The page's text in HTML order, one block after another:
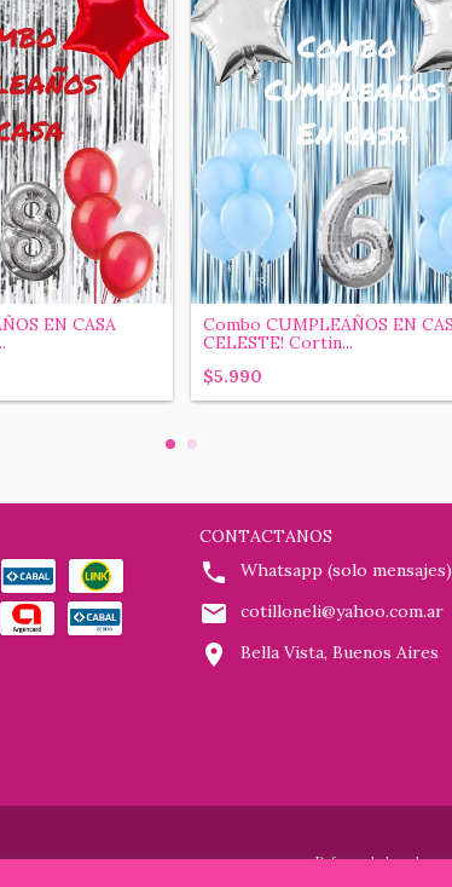
EN CASA
Combo CUMPLEAÑOS EN
CELESTE! Cortin...
$5.990
CONTACTANOS
Whatsapp (solo
cotilloneli@yahoo.com.ar
Bella Vista, Buenos Aires
Defensa de las y los